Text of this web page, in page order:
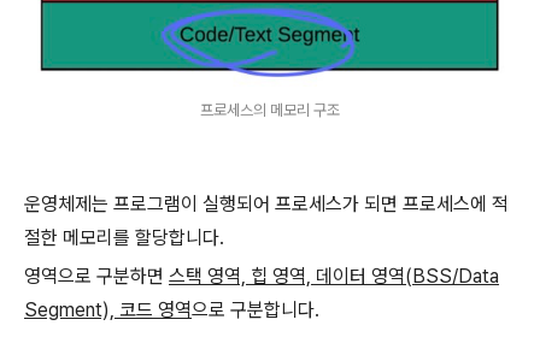
프로세스의 메모리 구조
운영체제는 프로그램이 실행되어 프로세스가 되면 프로세스에 적
절한 메모리를 할당합니다.
영역으로 구분하면 스택 영역, 힙 영역, 데이터 영역(BSS/Data
Segment), 코드 영역으로 구분합니다.